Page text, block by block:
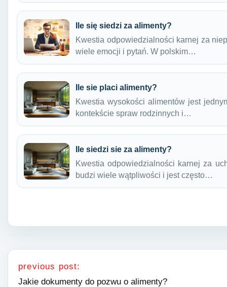
Ile się siedzi za alimenty?
Kwestia odpowiedzialności karnej za
wiele emocji i pytań. W polskim…
Ile sie placi alimenty?
Kwestia wysokości alimentów jest
kontekście spraw rodzinnych i…
Ile siedzi sie za alimenty?
Kwestia odpowiedzialności karnej za
budzi wiele wątpliwości i jest często…
Nawigacja wpisu
previous post:
Jakie dokumenty do pozwu o alimenty?